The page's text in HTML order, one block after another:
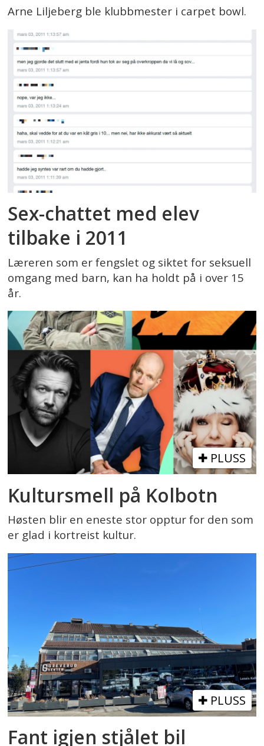
Arne Liljeberg ble klubbmester i carpet bowl.
Sex-chattet med elev
tilbake i 2011
Læreren som er fengslet og siktet for seksuell
omgang med barn, kan ha holdt på i over 15
år.
PLUSS
Kultursmell på Kolbotn
Høsten blir en eneste stor opptur for den som
er glad i kortreist kultur.
PLUSS
Fant igjen stjålet bil